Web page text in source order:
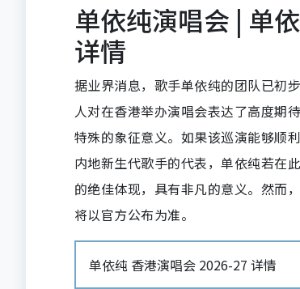
单依纯演唱会 | 单
详情
据业界消息，歌手单依纯的团队已初
人对在香港举办演唱会表达了高度期
特殊的象征意义。如果该巡演能够顺
内地新生代歌手的代表，单依纯若在
的绝佳体现，具有非凡的意义。然而
将以官方公布为准。
单依纯 香港演唱会 2026-27 详情